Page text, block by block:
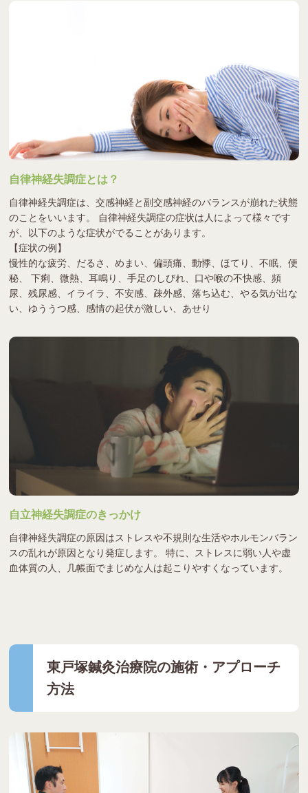
自律神経失調症とは？
自律神経失調症は、交感神経と副交感神経のバランスが崩れた状態
のことをいいます。 自律神経失調症の症状は人によって様々です
が、以下のような症状がでることがあります。
【症状の例】
慢性的な疲労、だるさ、めまい、偏頭痛、動悸、ほてり、不眠、便
秘、 下痢、微熱、耳鳴り、手足のしびれ、口や喉の不快感、頻
尿、残尿感、イライラ、不安感、疎外感、落ち込む、やる気が出な
い、ゆううつ感、感情の起伏が激しい、あせり
自立神経失調症のきっかけ
自律神経失調症の原因はストレスや不規則な生活やホルモンバラン
スの乱れが原因となり発症します。 特に、ストレスに弱い人や虚
血体質の人、几帳面でまじめな人は起こりやすくなっています。
東戸塚鍼灸治療院の施術・アプローチ
方法